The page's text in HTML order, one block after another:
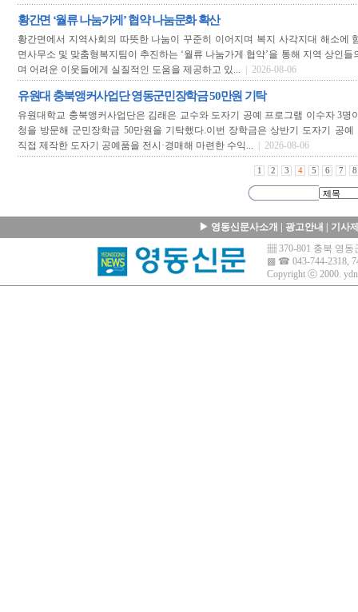
황간면 ‘월류 나눔가게’ 협약 나눔문화 확산
황간면에서 지역사회의 따뜻한 나눔이 꾸준히 이어지며 복지 사각지대 해소에
면사무소 및 맞춤형복지팀이 추진하는 ‘월류 나눔가게 협약’을 통해 지역 상인들
며 어려운 이웃들에게 실질적인 도움을 제공하고 있...
| 2026-08-06
유원대 충북앵커사업단 영동군민장학금 50만원 기탁
유원대학교 충북앵커사업단은 김래은 교수와 도자기 공예 프로그램 이수자 3명
청을 방문해 군민장학금 50만원을 기탁했다.이번 장학금은 상반기 도자기 공예
직접 제작한 도자기 공예품을 전시·경매해 마련한 수익...
| 2026-08-06
1 2 3 4 5 6 7 8
▶ 영동신문사소개 광고안내
기사
▦ 370-801 충북 영
▩ ☎ 043-744-2318,
Copyright ⓒ 2000.